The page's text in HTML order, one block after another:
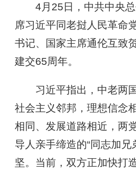
4月25日，中共中央总
席习近平同老挝人民革命
书记、国家主席通伦互致
建交65周年。
习近平指出，中老两
社会主义邻邦，理想信念
相同、发展道路相近，两
导人亲手缔造的“同志加兄
坚。当前，双方正加快打